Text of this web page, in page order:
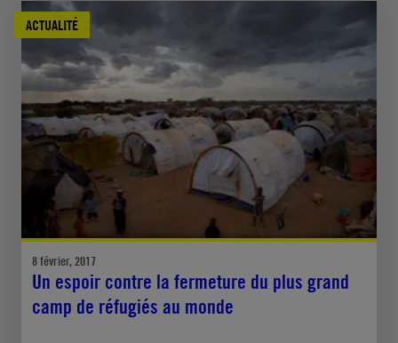
ACTUALITÉ
8 février, 2017
Un espoir contre la fermeture du plus grand
camp de réfugiés au monde